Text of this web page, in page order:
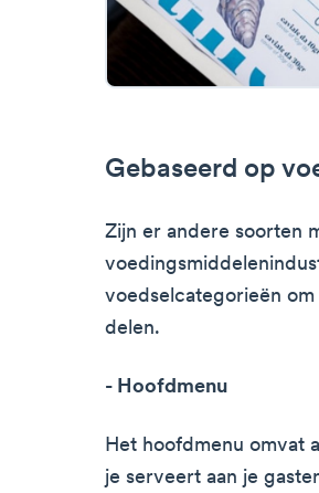
Gebaseerd op
Zijn er andere soorten
voedselcategorieën
delen.
- Hoofdmenu
Het hoofdmenu omvat
je serveert aan je